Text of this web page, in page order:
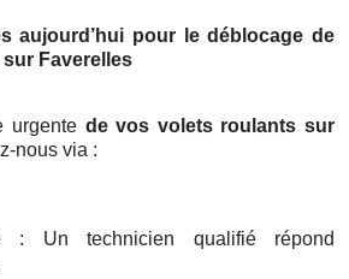
aujourd’hui pour le déblocage de
Faverelles
urgente de vos volets roulants sur
nous via :
: Un technicien qualifié répond